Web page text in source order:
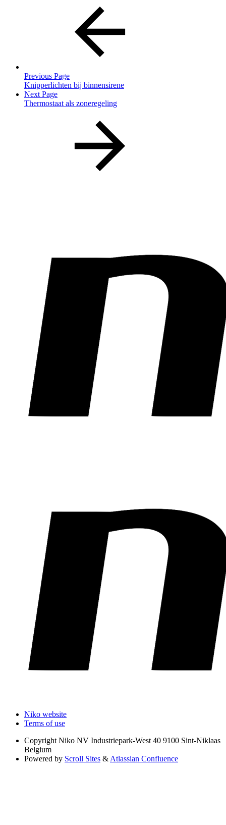
Previous Page
Knipperlichten bij binnensirene
Next Page
Thermostaat als zoneregeling
Niko website
Terms of use
Copyright Niko NV Industriepark-West 40 9100 Sint-Niklaas
Belgium
Powered by Scroll Sites & Atlassian Confluence